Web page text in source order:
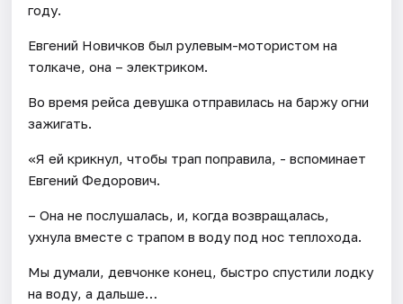
году.
Евгений Новичков был рулевым-мотористом на
толкаче, она – электриком.
Во время рейса девушка отправилась на баржу огни
зажигать.
«Я ей крикнул, чтобы трап поправила, - вспоминает
Евгений Федорович.
– Она не послушалась, и, когда возвращалась,
ухнула вместе с трапом в воду под нос теплохода.
​Мы думали, девчонке конец, быстро спустили лодку
на воду, а дальше…